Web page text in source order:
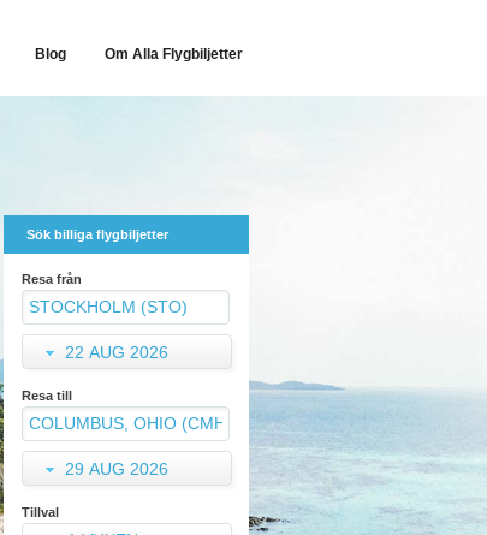
Blog Om Alla Flygbiljetter
Sök billiga flygbiljetter
Resa från
22 AUG 2026
Resa till
29 AUG 2026
Tillval